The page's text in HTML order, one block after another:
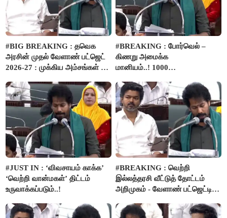
#BIG BREAKING : தவெக
அரசின் முதல் வேளாண் பட்ஜெட்
2026-27 : முக்கிய அம்சங்கள் ஓர்
#BREAKING : போர்வெல் –
கிணறு அமைக்க
மானியம்..! 1000
பம்புசெட் வழங்கப்படும்..!
#JUST IN : ‘விவசாயம் காக்க’
‘வெற்றி வான்மகள்’ திட்டம்
உருவாக்கப்படும்..!
#BREAKING : வெற்றி
இல்லத்தரசி வீட்டுத் தோட்டம்
அறிமுகம் - வேளாண் பட்ஜெட்டில்